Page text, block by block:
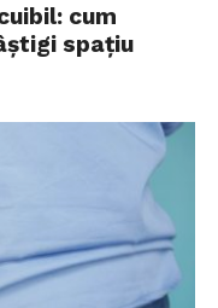
cum
spațiu